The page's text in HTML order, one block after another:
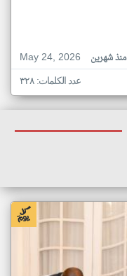
May 24, 2026
منذ شهرين
عدد الكلمات: ٣٢٨